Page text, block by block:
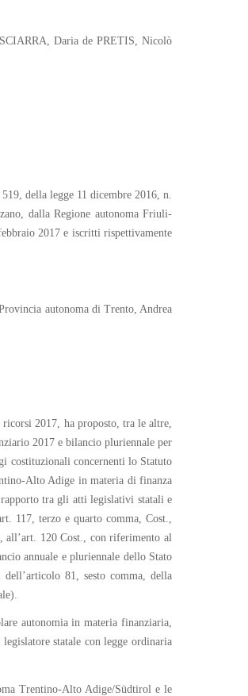
Daria de PRETIS, Nicolò
della legge 11 dicembre 2016, n.
dalla Regione autonoma Friuli-
2017 e iscritti rispettivamente
autonoma di Trento, Andrea
2017, ha proposto, tra le altre,
2017 e bilancio pluriennale per
costituzionali concernenti lo Statuto
Alto Adige in materia di finanza
tra gli atti legislativi statali e
117, terzo e quarto comma, Cost.,
all’art. 120 Cost., con riferimento al
annuale e pluriennale dello Stato
81, sesto comma, della
autonomia in materia finanziaria,
statale con legge ordinaria
Trentino-Alto Adige/Südtirol e le